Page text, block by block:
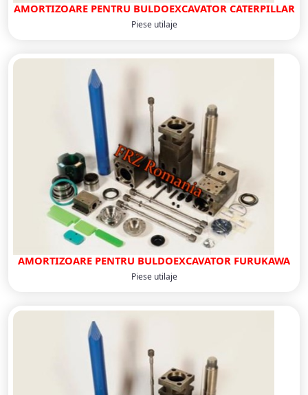
AMORTIZOARE PENTRU BULDOEXCAVATOR CATERPILLAR
Piese utilaje
AMORTIZOARE PENTRU BULDOEXCAVATOR FURUKAWA
Piese utilaje